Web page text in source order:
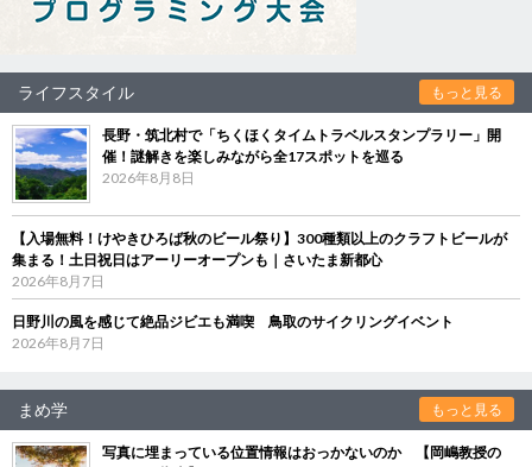
ライフスタイル もっと見る
長野・筑北村で「ちくほくタイムトラベルスタンプラリー」開
催！謎解きを楽しみながら全17スポットを巡る
2026年8月8日
【入場無料！けやきひろば秋のビール祭り】300種類以上のクラフトビールが
集まる！土日祝日はアーリーオープンも｜さいたま新都心
2026年8月7日
日野川の風を感じて絶品ジビエも満喫 鳥取のサイクリングイベント
2026年8月7日
まめ学 もっと見る
写真に埋まっている位置情報はおっかないのか 【岡嶋教授の